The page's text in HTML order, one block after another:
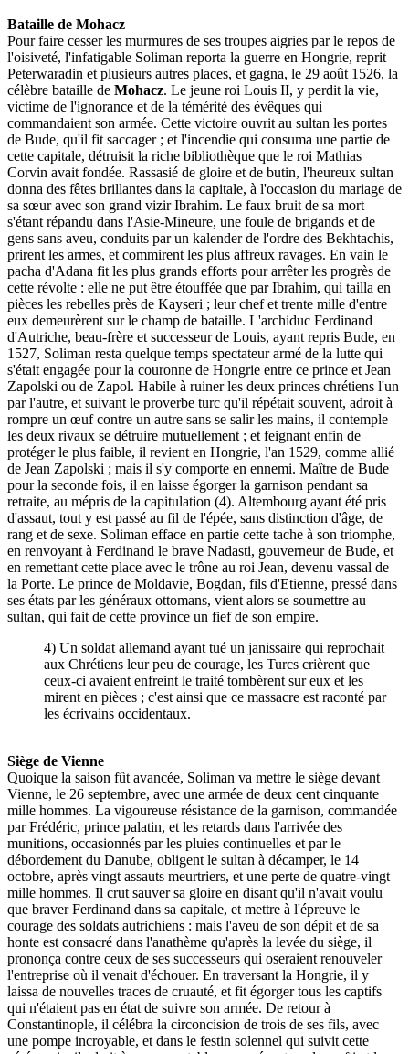
Bataille de Mohacz
Pour faire cesser les murmures de ses troupes aigries par le repos de
l'oisiveté, l'infatigable Soliman reporta la guerre en Hongrie, reprit
Peterwaradin et plusieurs autres places, et gagna, le 29 août 1526, la
célèbre bataille de Mohacz. Le jeune roi Louis II, y perdit la vie,
victime de l'ignorance et de la témérité des évêques qui
commandaient son armée. Cette victoire ouvrit au sultan les portes
de Bude, qu'il fit saccager ; et l'incendie qui consuma une partie de
cette capitale, détruisit la riche bibliothèque que le roi Mathias
Corvin avait fondée. Rassasié de gloire et de butin, l'heureux sultan
donna des fêtes brillantes dans la capitale, à l'occasion du mariage de
sa sœur avec son grand vizir Ibrahim. Le faux bruit de sa mort
s'étant répandu dans l'Asie-Mineure, une foule de brigands et de
gens sans aveu, conduits par un kalender de l'ordre des Bekhtachis,
prirent les armes, et commirent les plus affreux ravages. En vain le
pacha d'Adana fit les plus grands efforts pour arrêter les progrès de
cette révolte : elle ne put être étouffée que par Ibrahim, qui tailla en
pièces les rebelles près de Kayseri ; leur chef et trente mille d'entre
eux demeurèrent sur le champ de bataille. L'archiduc Ferdinand
d'Autriche, beau-frère et successeur de Louis, ayant repris Bude, en
1527, Soliman resta quelque temps spectateur armé de la lutte qui
s'était engagée pour la couronne de Hongrie entre ce prince et Jean
Zapolski ou de Zapol. Habile à ruiner les deux princes chrétiens l'un
par l'autre, et suivant le proverbe turc qu'il répétait souvent, adroit à
rompre un œuf contre un autre sans se salir les mains, il contemple
les deux rivaux se détruire mutuellement ; et feignant enfin de
protéger le plus faible, il revient en Hongrie, l'an 1529, comme allié
de Jean Zapolski ; mais il s'y comporte en ennemi. Maître de Bude
pour la seconde fois, il en laisse égorger la garnison pendant sa
retraite, au mépris de la capitulation (4). Altembourg ayant été pris
d'assaut, tout y est passé au fil de l'épée, sans distinction d'âge, de
rang et de sexe. Soliman efface en partie cette tache à son triomphe,
en renvoyant à Ferdinand le brave Nadasti, gouverneur de Bude, et
en remettant cette place avec le trône au roi Jean, devenu vassal de
la Porte. Le prince de Moldavie, Bogdan, fils d'Etienne, pressé dans
ses états par les généraux ottomans, vient alors se soumettre au
sultan, qui fait de cette province un fief de son empire.
4) Un soldat allemand ayant tué un janissaire qui reprochait
aux Chrétiens leur peu de courage, les Turcs crièrent que
ceux-ci avaient enfreint le traité tombèrent sur eux et les
mirent en pièces ; c'est ainsi que ce massacre est raconté par
les écrivains occidentaux.
Siège de Vienne
Quoique la saison fût avancée, Soliman va mettre le siège devant
Vienne, le 26 septembre, avec une armée de deux cent cinquante
mille hommes. La vigoureuse résistance de la garnison, commandée
par Frédéric, prince palatin, et les retards dans l'arrivée des
munitions, occasionnés par les pluies continuelles et par le
débordement du Danube, obligent le sultan à décamper, le 14
octobre, après vingt assauts meurtriers, et une perte de quatre-vingt
mille hommes. Il crut sauver sa gloire en disant qu'il n'avait voulu
que braver Ferdinand dans sa capitale, et mettre à l'épreuve le
courage des soldats autrichiens : mais l'aveu de son dépit et de sa
honte est consacré dans l'anathème qu'après la levée du siège, il
prononça contre ceux de ses successeurs qui oseraient renouveler
l'entreprise où il venait d'échouer. En traversant la Hongrie, il y
laissa de nouvelles traces de cruauté, et fit égorger tous les captifs
qui n'étaient pas en état de suivre son armée. De retour à
Constantinople, il célébra la circoncision de trois de ses fils, avec
une pompe incroyable, et dans le festin solennel qui suivit cette